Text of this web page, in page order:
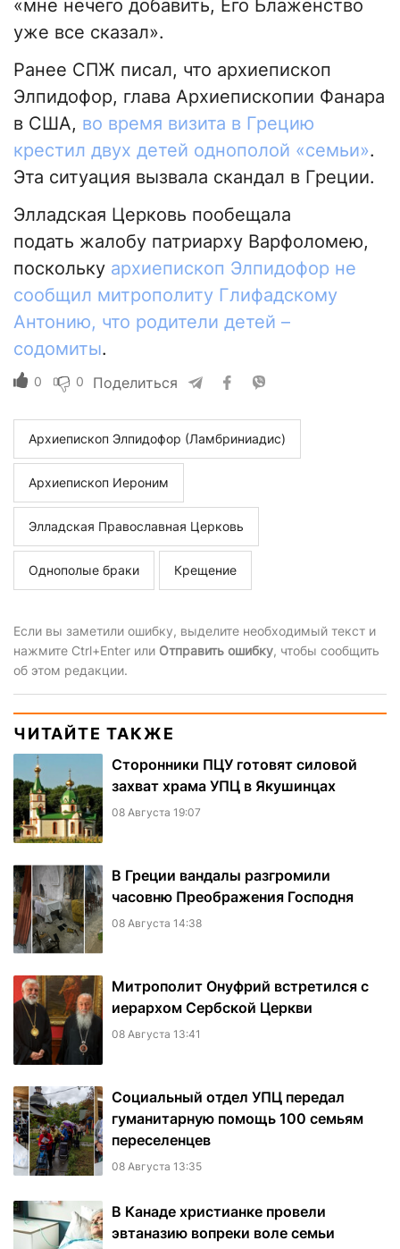
«мне нечего добавить, Его Блаженство
уже все сказал».
Ранее СПЖ писал, что архиепископ
Элпидофор, глава Архиепископии Фанара
в США, во время визита в Грецию
крестил двух детей однополой «семьи».
Эта ситуация вызвала скандал в Греции.
Элладская Церковь пообещала
подать жалобу патриарху Варфоломею,
поскольку архиепископ Элпидофор не
сообщил митрополиту Глифадскому
Антонию, что родители детей –
содомиты.
0 0 Поделиться
Архиепископ Элпидофор (Ламбриниадис)
Архиепископ Иероним
Элладская Православная Церковь
Однополые браки Крещение
Если вы заметили ошибку, выделите необходимый текст и
нажмите Ctrl+Enter или Отправить ошибку, чтобы сообщить
об этом редакции.
ЧИТАЙТЕ ТАКЖЕ
Сторонники ПЦУ готовят силовой
захват храма УПЦ в Якушинцах
08 Августа 19:07
В Греции вандалы разгромили
часовню Преображения Господня
08 Августа 14:38
Митрополит Онуфрий встретился с
иерархом Сербской Церкви
08 Августа 13:41
Социальный отдел УПЦ передал
гуманитарную помощь 100 семьям
переселенцев
08 Августа 13:35
В Канаде христианке провели
эвтаназию вопреки воле семьи